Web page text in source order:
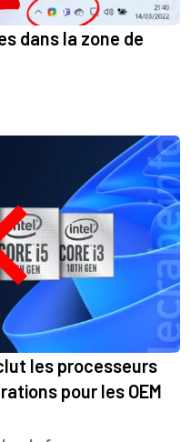
dans la zone de
les processeurs
pour les OEM